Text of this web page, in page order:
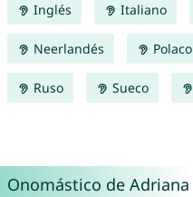
Inglés Italiano
Neerlandés Polaco
Ruso Sueco
Onomástico de Adriana